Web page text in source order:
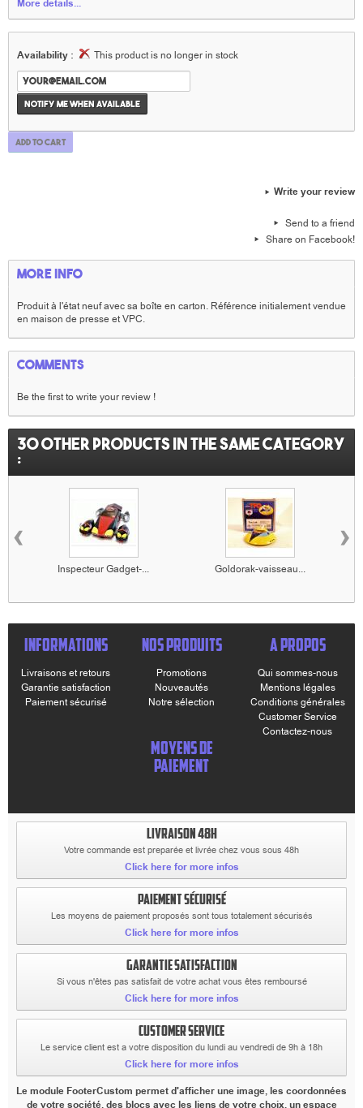
More details...
Availability : This product is no longer in stock
Notify me when available
Add to cart
Write your review
Send to a friend
Share on Facebook!
More info
Produit à l'état neuf avec sa boîte en carton. Référence initialement vendue
en maison de presse et VPC.
Comments
Be the first to write your review !
30 other products in the same category
:
Inspecteur Gadget-... Goldorak-vaisseau...
‹ ›
INFORMATIONS
Livraisons et retours
Garantie satisfaction
Paiement sécurisé
NOS PRODUITS
Promotions
Nouveautés
Notre sélection
A PROPOS
Qui sommes-nous
Mentions légales
Conditions générales
Customer Service
Contactez-nous
MOYENS DE
PAIEMENT
LIVRAISON 48H
Votre commande est preparée et livrée chez vous sous 48h
Click here for more infos
PAIEMENT SÉCURISÉ
Les moyens de paiement proposés sont tous totalement sécurisés
Click here for more infos
GARANTIE SATISFACTION
Si vous n'êtes pas satisfait de votre achat vous êtes remboursé
Click here for more infos
CUSTOMER SERVICE
Le service client est a votre disposition du lundi au vendredi de 9h à 18h
Click here for more infos
Le module FooterCustom permet d'afficher une image, les coordonnées
de votre société, des blocs avec les liens de votre choix, un espace